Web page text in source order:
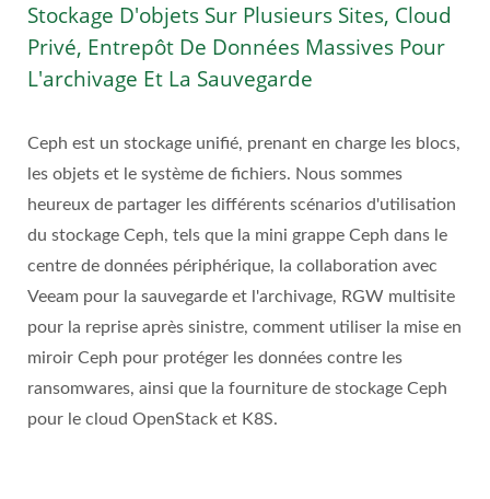
Stockage D'objets Sur Plusieurs Sites, Cloud
Privé, Entrepôt De Données Massives Pour
L'archivage Et La Sauvegarde
Ceph est un stockage unifié, prenant en charge les blocs,
les objets et le système de fichiers. Nous sommes
heureux de partager les différents scénarios d'utilisation
du stockage Ceph, tels que la mini grappe Ceph dans le
centre de données périphérique, la collaboration avec
Veeam pour la sauvegarde et l'archivage, RGW multisite
pour la reprise après sinistre, comment utiliser la mise en
miroir Ceph pour protéger les données contre les
ransomwares, ainsi que la fourniture de stockage Ceph
pour le cloud OpenStack et K8S.